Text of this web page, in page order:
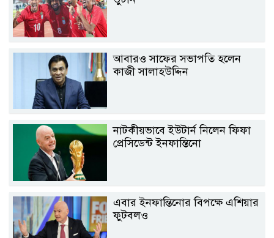
আবারও সাফের সভাপতি হলেন
কাজী সালাহউদ্দিন
নাটকীয়ভাবে ইউটার্ন নিলেন ফিফা
প্রেসিডেন্ট ইনফান্তিনো
এবার ইনফান্তিনোর বিপক্ষে এশিয়ার
ফুটবলও